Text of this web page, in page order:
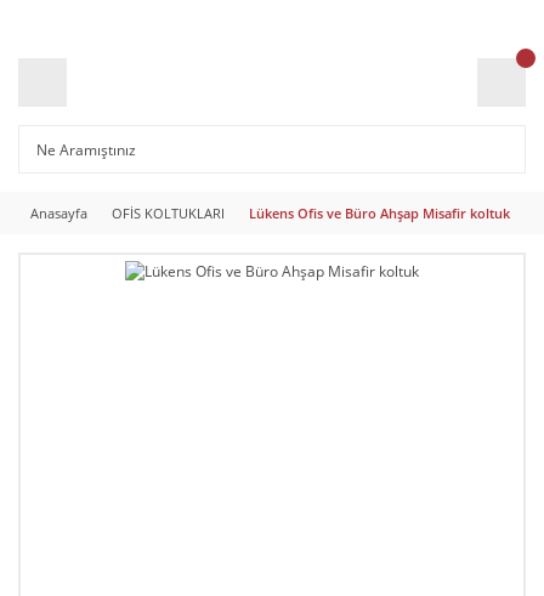
Anasayfa OFİS KOLTUKLARI Lükens Ofis ve Büro Ahşap Misafir koltuk